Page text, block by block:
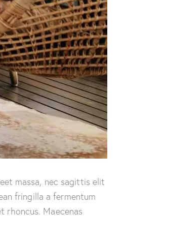
massa, nec sagittis elit
fringilla a fermentum
rhoncus. Maecenas